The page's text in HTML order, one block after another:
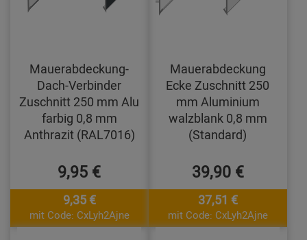
Mauerabdeckung-
Dach-Verbinder
Zuschnitt 250 mm Alu
farbig 0,8 mm
Anthrazit (RAL7016)
9,95 €
9,35 €
mit Code: CxLyh2Ajne
Mauerabdeckung
Ecke Zuschnitt 250
mm Aluminium
walzblank 0,8 mm
(Standard)
39,90 €
37,51 €
mit Code: CxLyh2Ajne